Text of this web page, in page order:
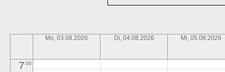
Mo, 03.08.2026 Di, 04.08.2026 Mi, 05.08.2026
7 00